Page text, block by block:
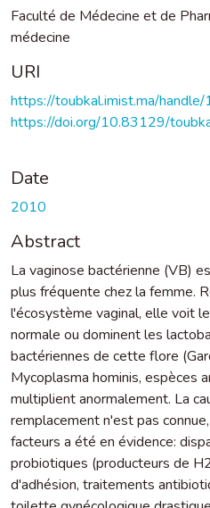
Faculté de Médecine et de
médecine
URI
https://toubkal.imist.ma/
https://doi.org/10.83129/
Date
2010
Abstract
La vaginose bactérienne (VB)
plus fréquente chez la femme.
l'écosystème vaginal, elle voit
normale ou dominent les
bactériennes de cette flore
Mycoplasma hominis, espèces
multiplient anormalement. La
remplacement n'est pas
facteurs a été en évidence:
probiotiques (producteurs de
d'adhésion, traitements